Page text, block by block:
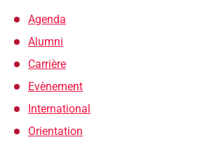
Agenda
Alumni
Carrière
Evènement
International
Orientation